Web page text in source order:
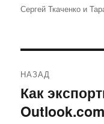
Автор
Сергей Ткаченко и
по
записям
НАЗАД
Предыдущая
запись:
Как
Outlook.com